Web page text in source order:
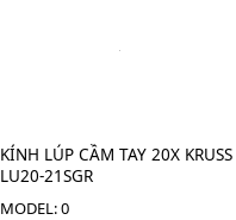
KÍNH LÚP CẦM TAY 20X KRUSS
LU20-21SGR
MODEL: 0